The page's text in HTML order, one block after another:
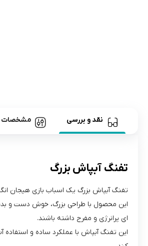
نقد و بررسی مشخصات
تفنگ آبپاش بزرگ
تفنگ آبپاش بزرگ یک اسباب‌ بازی هیجان‌
این محصول با طراحی بزرگ، خوش‌ دست و
ای پرانرژی و مفرح داشته باشند.
این تفنگ آبپاش با عملکرد ساده و استفاده